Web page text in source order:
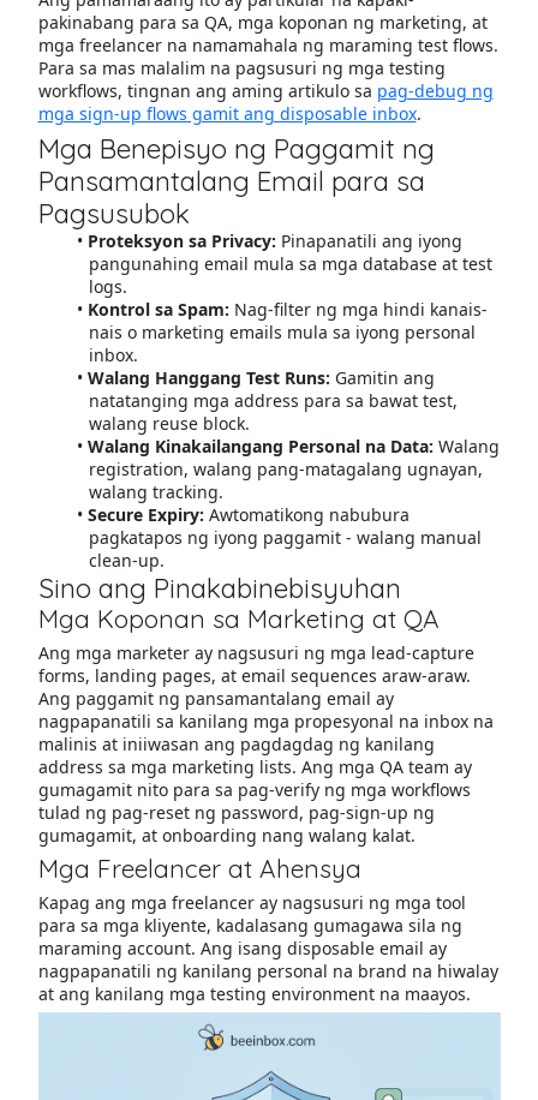
pakinabang para sa QA, mga koponan ng marketing, at
mga freelancer na namamahala ng maraming test flows.
Para sa mas malalim na pagsusuri ng mga testing
workflows, tingnan ang aming artikulo sa pag-debug ng
mga sign-up flows gamit ang disposable inbox.
Mga Benepisyo ng Paggamit ng
Pansamantalang Email para sa
Pagsusubok
Proteksyon sa Privacy: Pinapanatili ang iyong
pangunahing email mula sa mga database at test
logs.
Kontrol sa Spam: Nag-filter ng mga hindi kanais-
nais o marketing emails mula sa iyong personal
inbox.
Walang Hanggang Test Runs: Gamitin ang
natatanging mga address para sa bawat test,
walang reuse block.
Walang Kinakailangang Personal na Data: Walang
registration, walang pang-matagalang ugnayan,
walang tracking.
Secure Expiry: Awtomatikong nabubura
pagkatapos ng iyong paggamit - walang manual
clean-up.
Sino ang Pinakabinebisyuhan
Mga Koponan sa Marketing at QA
Ang mga marketer ay nagsusuri ng mga lead-capture
forms, landing pages, at email sequences araw-araw.
Ang paggamit ng pansamantalang email ay
nagpapanatili sa kanilang mga propesyonal na inbox na
malinis at iniiwasan ang pagdagdag ng kanilang
address sa mga marketing lists. Ang mga QA team ay
gumagamit nito para sa pag-verify ng mga workflows
tulad ng pag-reset ng password, pag-sign-up ng
gumagamit, at onboarding nang walang kalat.
Mga Freelancer at Ahensya
Kapag ang mga freelancer ay nagsusuri ng mga tool
para sa mga kliyente, kadalasang gumagawa sila ng
maraming account. Ang isang disposable email ay
nagpapanatili ng kanilang personal na brand na hiwalay
at ang kanilang mga testing environment na maayos.